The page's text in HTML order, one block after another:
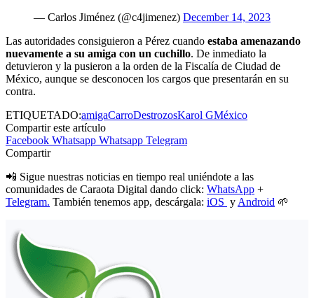
— Carlos Jiménez (@c4jimenez) December 14, 2023
Las autoridades consiguieron a Pérez cuando estaba amenazando
nuevamente a su amiga con un cuchillo. De inmediato la
detuvieron y la pusieron a la orden de la Fiscalía de Ciudad de
México, aunque se desconocen los cargos que presentarán en su
contra.
ETIQUETADO:amigaCarroDestrozosKarol GMéxico
Compartir este artículo
Facebook Whatsapp Whatsapp Telegram
Compartir
📲 Sigue nuestras noticias en tiempo real uniéndote a las
comunidades de Caraota Digital dando click: WhatsApp +
Telegram. También tenemos app, descárgala: iOS y Android 🌱